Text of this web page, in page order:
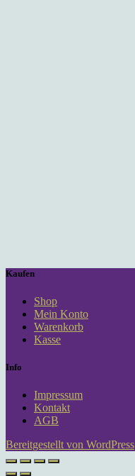
Kaufen
Shop
Mein Konto
Warenkorb
Kasse
Info
Impressum
Kontakt
AGB
Bereitgestellt von WordPress